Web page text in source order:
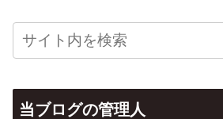
当ブログの管理人